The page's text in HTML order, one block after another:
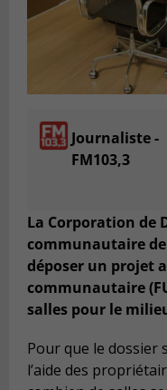
Journaliste -
FM103,3
La Corporation de
communautaire
déposer un projet
communautaire
salles pour le
Pour que le dossier
l’aide des